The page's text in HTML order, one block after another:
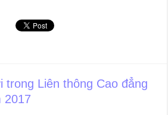
trong Liên thông Cao đẳng
2017